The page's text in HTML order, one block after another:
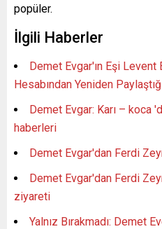
popüler.
İlgili Haberler
Demet Evgar'ın Eşi
Hesabından Yeniden
Demet Evgar: Karı – koca
haberleri
Demet Evgar'dan Ferdi
Demet Evgar'dan Ferdi
ziyareti
Yalnız Bırakmadı: Demet